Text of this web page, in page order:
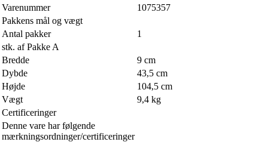
Varenummer
1075357
Pakkens mål og vægt
Antal pakker
1
stk. af Pakke A
Bredde
9 cm
Dybde
43,5 cm
Højde
104,5 cm
Vægt
9,4 kg
Certificeringer
Denne vare har følgende
mærkningsordninger/certificeringer